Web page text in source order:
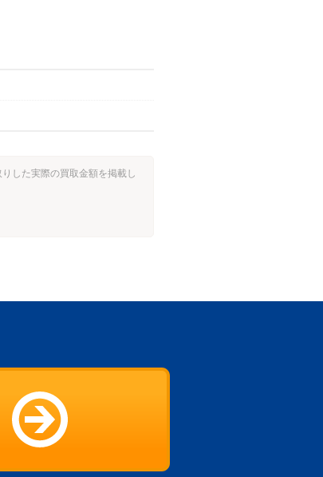
した実際の買取金額を掲載し